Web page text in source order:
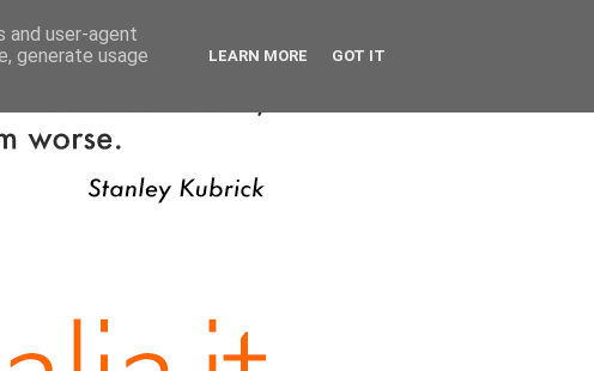
and user-agent
generate usage
LEARN MORE GOT IT